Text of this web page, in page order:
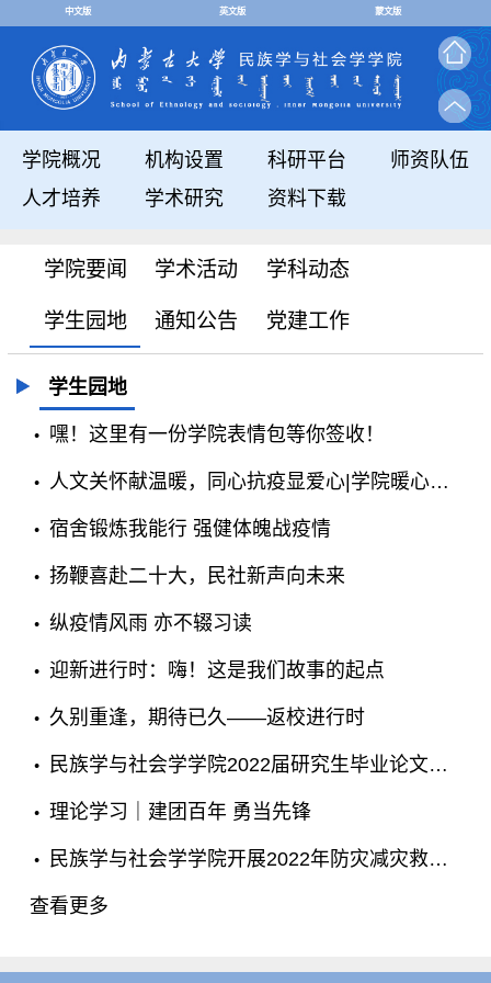
中文版 英文版 蒙文版
学院概况 机构设置 科研平台
师资队伍
人才培养
学术研究 资料下载
学院要闻 学术活动 学科动态
学生园地 通知公告 党建工作
学生园地
嘿！这里有一份学院表情包等你签收！
人文关怀献温暖，同心抗疫显爱心|学院暖心发放物资啦！
宿舍锻炼我能行 强健体魄战疫情
扬鞭喜赴二十大，民社新声向未来
纵疫情风雨 亦不辍习读
迎新进行时：嗨！这是我们故事的起点
久别重逢，期待已久——返校进行时
民族学与社会学学院2022届研究生毕业论文答辩圆满结束
理论学习｜建团百年 勇当先锋
民族学与社会学学院开展2022年防灾减灾救灾教育主题班会
查看更多